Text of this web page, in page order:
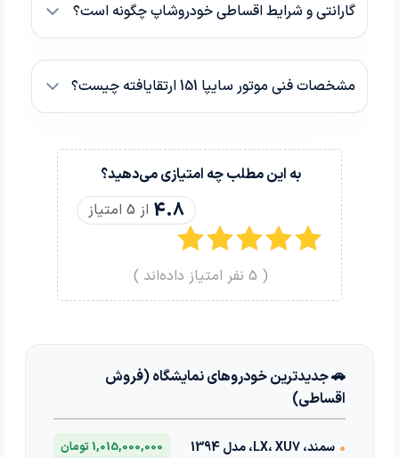
گارانتی و شرایط اقساطی خودروشاپ چگونه است؟
مشخصات فنی موتور سایپا 151 ارتقایافته چیست؟
به این مطلب چه امتیازی می‌دهید؟
4.8 از 5 امتیاز
(
5 نفر امتیاز داده‌اند )
🚗 جدیدترین خودروهای نمایشگاه (فروش
اقساطی)
• سمند، LX، XU7، مدل 1394 1,015,000,000 تومان